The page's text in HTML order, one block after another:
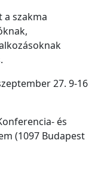
a szakma
27. 9-16
és
(1097 Budapest